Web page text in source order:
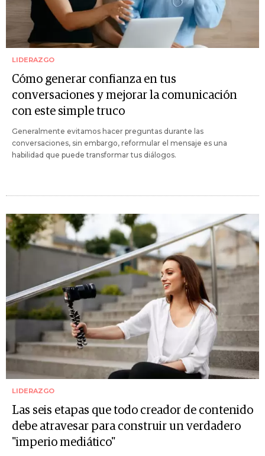
LIDERAZGO
Cómo generar confianza en tus
conversaciones y mejorar la comunicación
con este simple truco
Generalmente evitamos hacer preguntas durante las
conversaciones, sin embargo, reformular el mensaje es una
habilidad que puede transformar tus diálogos.
LIDERAZGO
Las seis etapas que todo creador de contenido
debe atravesar para construir un verdadero
"imperio mediático"